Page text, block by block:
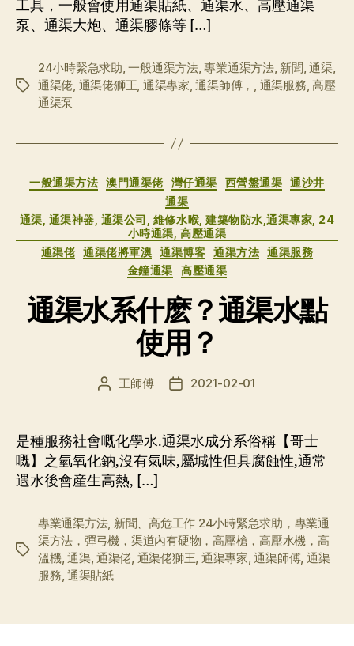
工具，一般會使用通渠貼紙、通渠水、高壓通渠
泵、通渠大炮、通渠膠條等 […]
标
24小時緊急求助,一般通渠方法,專業通渠方法, 新聞,通渠,
通渠佬, 通渠佬獅王, 通渠專家,通渠師傅， , 通渠服務,高壓
通渠泵
分
类
一般通渠方法 澳門通渠佬 灣仔通渠 西營盤通渠
通沙井
通渠
通渠, 通渠神器, 通渠公司, 維修水喉, 建築物防水,通渠專家, 24
小時通渠, 高壓通渠
通渠佬 通渠佬將軍澳 通渠博客 通渠方法
通渠服務
金鐘通渠
高壓通渠
通渠水系什麽？通渠水點
使用？
文
者
王師傅
发
期
2021-02-01
是種服務社會嘅化學水.通渠水成分系俗稱【哥士
嘅】之氫氧化鈉,沒有氣味,屬堿性但具腐蝕性,通常
遇水後會産生高熱, […]
标
專業通渠方法, 新聞、高危工作 24小時緊急求助，專業通
渠方法，彈弓機，渠道內有硬物，高壓槍，高壓水機，高
溫機, 通渠, 通渠佬, 通渠佬獅王, 通渠專家,通渠師傅, 通渠
服務, 通渠貼紙